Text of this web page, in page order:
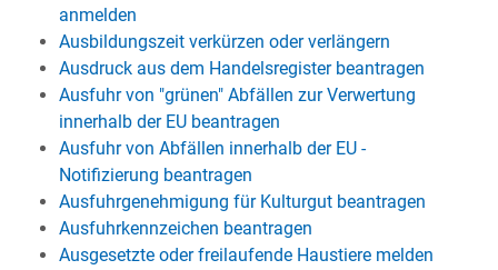
anmelden
Ausbildungszeit verkürzen oder verlängern
Ausdruck aus dem Handelsregister beantragen
Ausfuhr von "grünen" Abfällen zur Verwertung
innerhalb der EU beantragen
Ausfuhr von Abfällen innerhalb der EU -
Notifizierung beantragen
Ausfuhrgenehmigung für Kulturgut beantragen
Ausfuhrkennzeichen beantragen
Ausgesetzte oder freilaufende Haustiere melden